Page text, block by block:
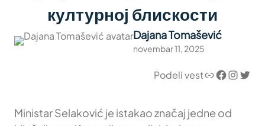
културној блискости
Dajana Tomašević
novembar 11, 2025
Podeli vestLink Facebook InstagramTwitter
Ministar Selaković je istakao značaj jedne od